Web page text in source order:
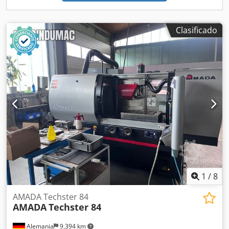
Clasificado
1 /8
Alemania 9,394 km
AMADA Techster 84
AMADATechster 84